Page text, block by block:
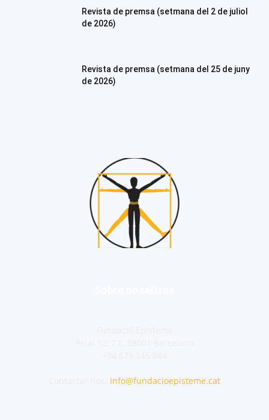
Revista de premsa (setmana del 2 de juliol
de 2026)
Revista de premsa (setmana del 25 de juny
de 2026)
info@fundacioepisteme.cat